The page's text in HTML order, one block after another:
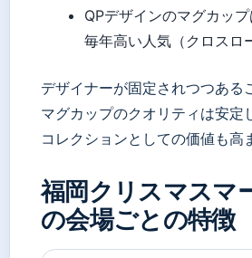
QPデザインのマグカッ
毎年高い人気（クロスロ
デザイナーが固定されつつある
マグカップのクオリティは安定
コレクションとしての価値も高
福岡クリスマスマ
の会場ごとの特徴